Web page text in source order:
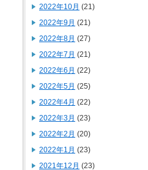
2022年10月 (21)
2022年9月 (21)
2022年8月 (27)
2022年7月 (21)
2022年6月 (22)
2022年5月 (25)
2022年4月 (22)
2022年3月 (23)
2022年2月 (20)
2022年1月 (23)
2021年12月 (23)